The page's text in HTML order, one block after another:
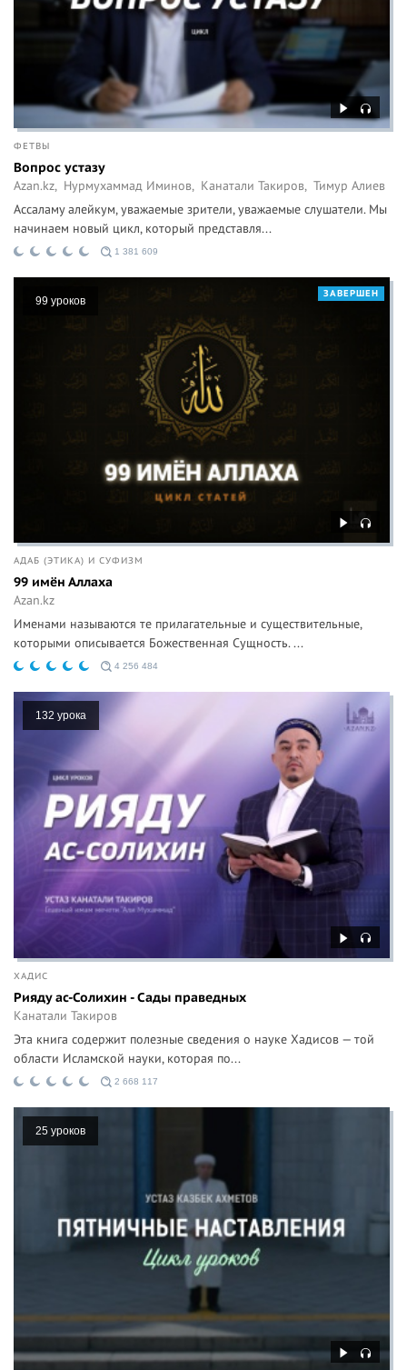
ФЕТВЫ
Вопрос устазу
Azan.kz, Нурмухаммад Иминов, Канатали Такиров, Тимур Алиев
Ассаламу алейкум, уважаемые зрители, уважаемые слушатели. Мы
начинаем новый цикл, который представля...
1 381 609
ЗАВЕРШЕН
99 уроков
АДАБ (ЭТИКА) И СУФИЗМ
99 имён Аллаха
Azan.kz
Именами называются те прилагательные и существительные,
которыми описывается Божественная Сущность. ...
4 256 484
132 урока
ХАДИС
Рияду ас-Солихин - Сады праведных
Канатали Такиров
Эта книга содержит полезные сведения о науке Хадисов — той
области Исламской науки, которая по...
2 668 117
25 уроков